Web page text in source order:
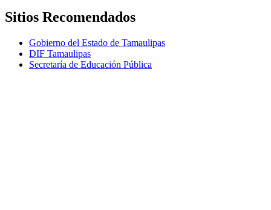
Sitios Recomendados
Gobierno del Estado de Tamaulipas
DIF Tamaulipas
Secretaría de Educación Pública